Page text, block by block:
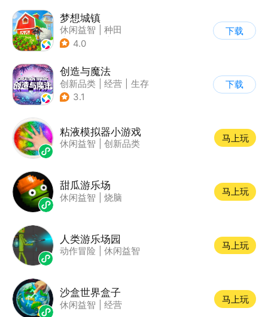
梦想城镇
休闲益智
种田
| 田园生活
4.0
下载
创造与魔法
创新品类 经营
生存
| 开放世界
3.1
下载
粘液模拟器小游戏
休闲益智 创新品类
马上玩
甜瓜游乐场
休闲益智 烧脑
马上玩
人类游乐场园
动作冒险 休闲益智
马上玩
沙盒世界盒子
休闲益智 经营
马上玩